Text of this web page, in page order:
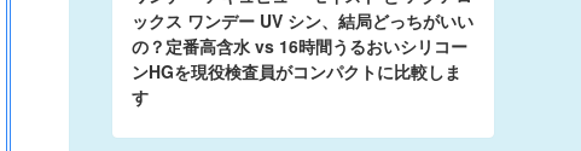
ックス ワンデー UV シン、結局どっちがいい
の？定番高含水 vs 16時間うるおいシリコー
ンHGを現役検査員がコンパクトに比較しま
す